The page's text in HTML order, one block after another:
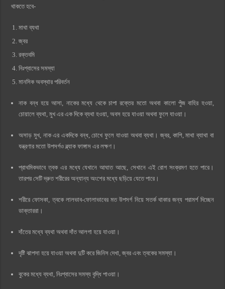
থাকতে হবে-
মাথা ব্যথা
জ্বর
রক্তবমি
নিঃশ্বাসের সমস্যা
মানসিক অবস্থার পরিবর্তন
নাক বন্ধ হয়ে আসা, নাকের মধ্যে থেকে চাপা রক্তের মতো অথবা কালো পুঁজ বাহির হওয়া,
চোয়ালে ব্যথা, মুখ এর এক দিকে ব্যথা হওয়া, অবস হয়ে যাওয়া অথবা ফুলে যাওয়া।
অসাড় মুখ, নাক এর একদিকে বন্ধ, চোখে ফুলে যাওয়া অথবা ব্যথা। জ্বর, কাশি, মাথা ব্যাথা বা
যন্ত্রণার মতো উপসর্গও ব্ল্যাক ফাঙ্গাস এর লক্ষণ।
প্রাথমিকভাবে ত্বক এর মধ্যে যেখানে আঘাত আছে, সেখানে এই রোগ সংক্রমণ হতে পারে।
তারপর সেটি দ্রুত শরীরের অন্যান্য অংশের মধ্যে ছড়িয়ে যেতে পারে।
শরীরে ফোসকা, ত্বকে লালভাব-ফোলাভাবের মত উপসর্গ নিয়ে সতর্ক থাকার জন্য পরামর্শ দিচ্ছেন
ডাক্তাররা।
দাঁতের মধ্যে ব্যথা অথবা দাঁত আলগা হয়ে যাওয়া।
দৃষ্টি ঝাপসা হয়ে যাওয়া অথবা দুটি করে জিনিস দেখা, জ্বর এবং ত্বকের সমস্যা।
বুকের মধ্যে ব্যথা, নিঃশ্বাসের সমস্য বৃদ্ধি পাওয়া।